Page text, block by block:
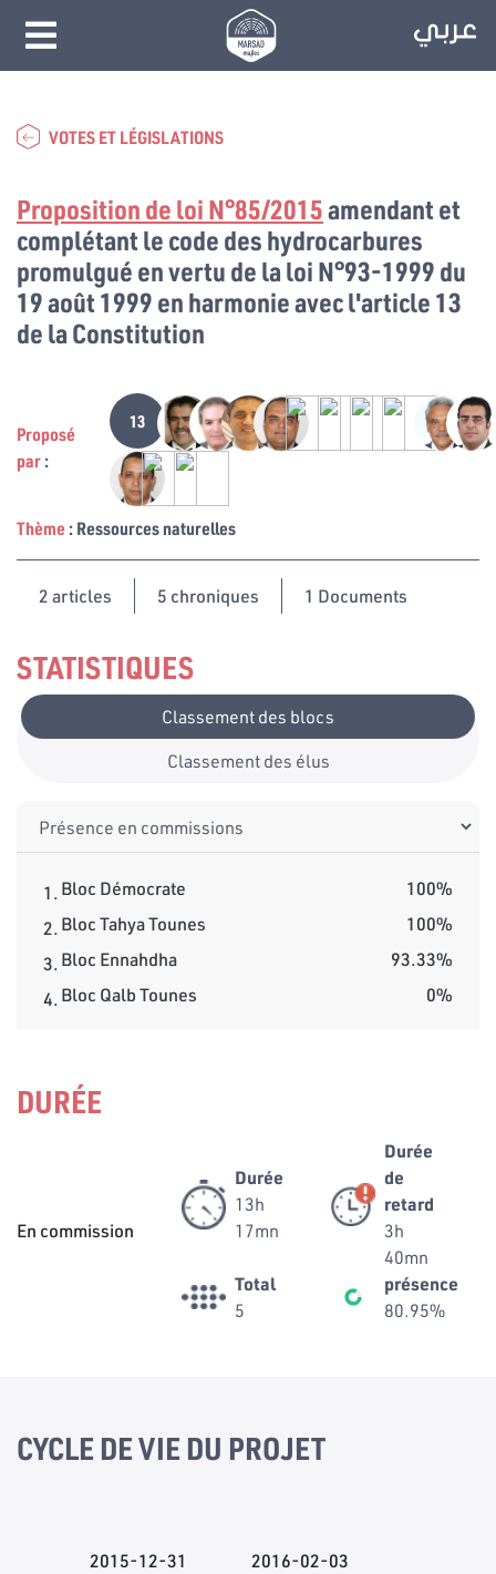
VOTES ET LÉGISLATIONS
STATISTIQUES
Classement des blocs
Classement des élus
1.Bloc Démocrate
100%
2.Bloc Tahya Tounes
100%
3.Bloc Ennahdha
93.33%
4.Bloc Qalb Tounes 0%
Proposition de loi N°85/2015amendant et
complétant le code des hydrocarbures
promulgué en vertu de la loi N°93-1999 du
19 août 1999 en harmonie avec l'article 13
de la Constitution
Proposé
par:
13
Thème: Ressources naturelles
2articles 5 chroniques 1 Documents
DURÉE
En commission
Durée
13h
17mn
Durée
de
retard
3h
40mn
Total
5
présence
80.95%
CYCLE DE VIE DU PROJET
2015-12-31 2016-02-03